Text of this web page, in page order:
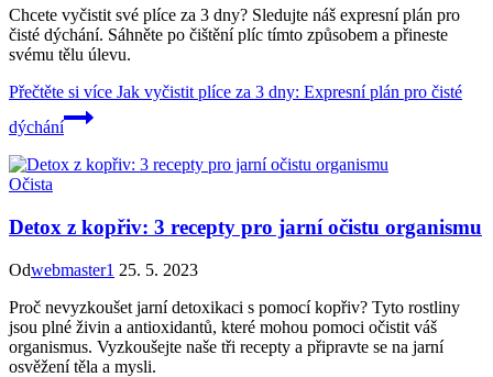
Chcete vyčistit své plíce za 3 dny? Sledujte náš expresní plán pro
čisté dýchání. Sáhněte po čištění plíc tímto způsobem a přineste
svému tělu úlevu.
Přečtěte si více Jak vyčistit plíce za 3 dny: Expresní plán pro čisté
dýchání
Očista
Detox z kopřiv: 3 recepty pro jarní očistu organismu
Odwebmaster1 25. 5. 2023
Proč nevyzkoušet jarní detoxikaci s pomocí kopřiv? Tyto rostliny
jsou plné živin a antioxidantů, které mohou pomoci očistit váš
organismus. Vyzkoušejte naše tři recepty a připravte se na jarní
osvěžení těla a mysli.